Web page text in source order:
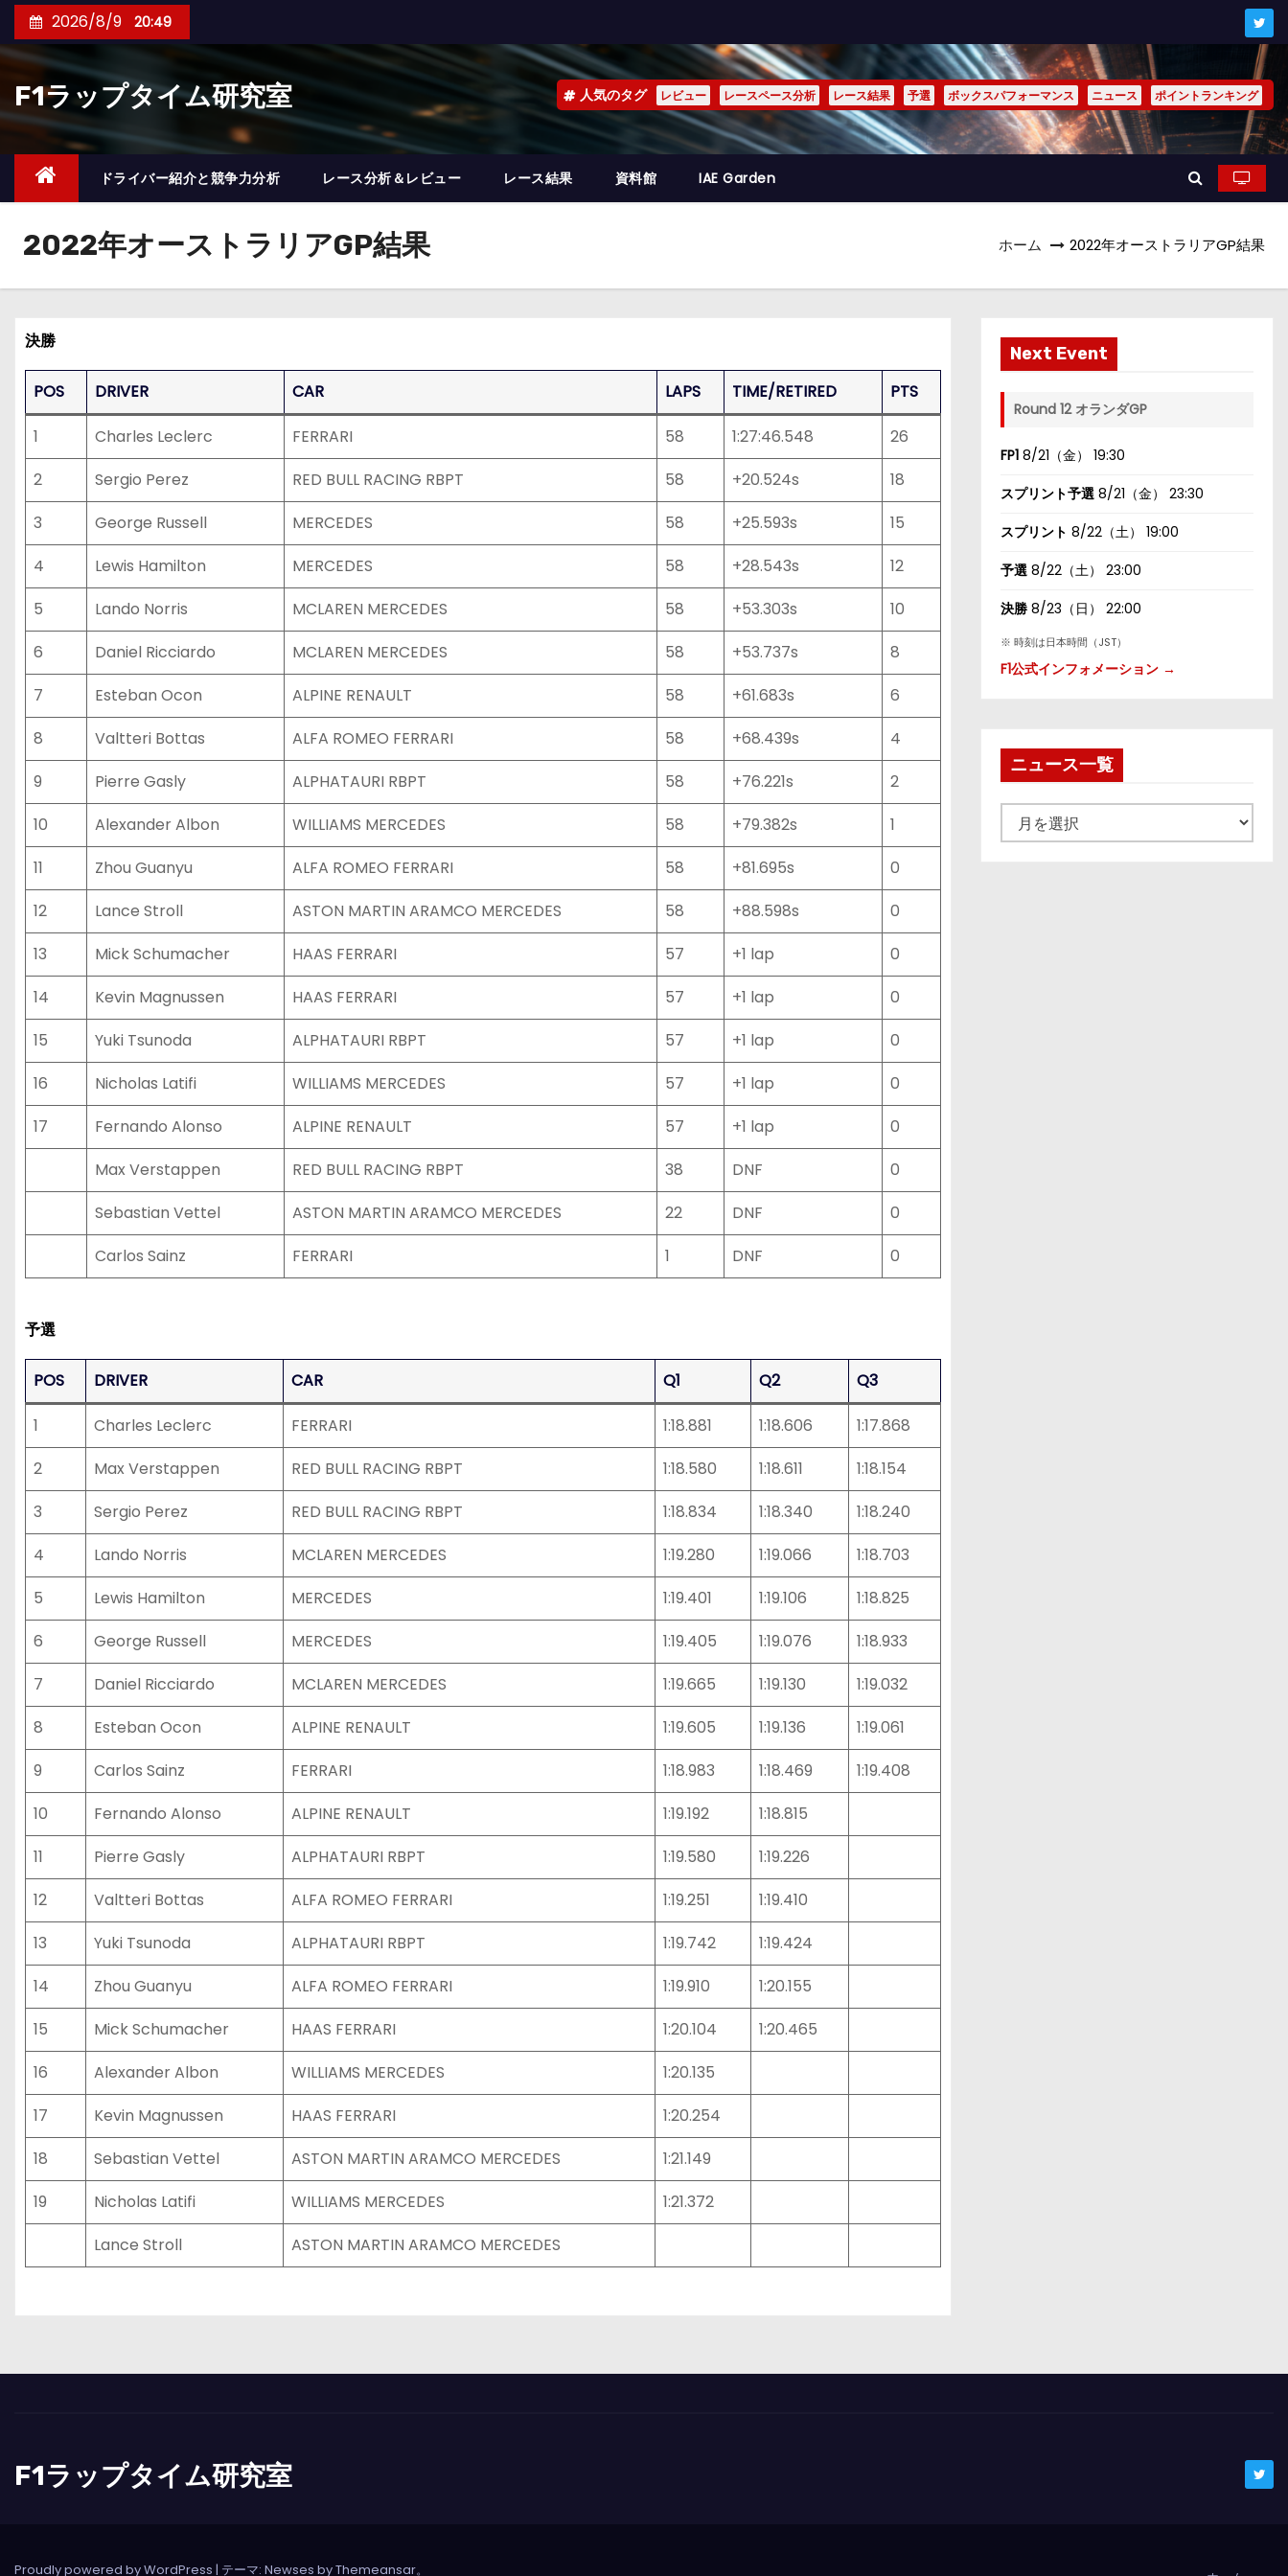
ン
ツ
キ
2026/8/9 20:49
F1ラップタイム研究室 人気のタグ レビュー レースペース分析 レース結果 予選 ボックスパフォーマンス ニュース ポイントランキング
ドライバー紹介と競争力分析 レース分析＆レビュー レース結果 資料館 IAE Garden
2022年オーストラリアGP結果 ホーム 2022年オーストラリアGP結果
決勝
POS DRIVER CAR LAPS TIME/RETIRED PTS
1 Charles Leclerc FERRARI 58 1:27:46.548
26
2
Sergio Perez RED BULL RACING RBPT 58 +20.524s
18
3
George Russell MERCEDES 58 +25.593s
15
4
Lewis Hamilton MERCEDES 58 +28.543s
12
5
Lando Norris MCLAREN MERCEDES 58 +53.303s
10
6
Daniel Ricciardo MCLAREN MERCEDES 58 +53.737s
8
7
Esteban Ocon ALPINE RENAULT 58 +61.683s
6
8
Valtteri Bottas ALFA ROMEO FERRARI 58 +68.439s
4
9
Pierre Gasly ALPHATAURI RBPT 58 +76.221s
2
10
Alexander Albon WILLIAMS MERCEDES 58 +79.382s
1
11
Zhou Guanyu ALFA ROMEO FERRARI 58 +81.695s
0
12
Lance Stroll ASTON MARTIN ARAMCO MERCEDES 58 +88.598s
0
13
Mick Schumacher HAAS FERRARI 57 +1 lap
0
14
Kevin Magnussen HAAS FERRARI 57 +1 lap
0
15
Yuki Tsunoda ALPHATAURI RBPT 57 +1 lap
0
16
Nicholas Latifi WILLIAMS MERCEDES 57 +1 lap
0
17
Fernando Alonso ALPINE RENAULT 57 +1 lap
0
Max Verstappen
RED BULL RACING RBPT 38 DNF
0
Sebastian Vettel
ASTON MARTIN ARAMCO MERCEDES 22 DNF
0
Carlos Sainz
FERRARI 1 DNF 0
予選
POS DRIVER CAR Q1 Q2 Q3
1 Charles Leclerc FERRARI 1:18.881 1:18.606
1:17.868
2
Max Verstappen RED BULL RACING RBPT 1:18.580 1:18.611
1:18.154
3
Sergio Perez RED BULL RACING RBPT 1:18.834 1:18.340
1:18.240
4
Lando Norris MCLAREN MERCEDES 1:19.280 1:19.066
1:18.703
5
Lewis Hamilton MERCEDES 1:19.401 1:19.106
1:18.825
6
George Russell MERCEDES 1:19.405 1:19.076
1:18.933
7
Daniel Ricciardo MCLAREN MERCEDES 1:19.665 1:19.130
1:19.032
8
Esteban Ocon ALPINE RENAULT 1:19.605 1:19.136
1:19.061
9
Carlos Sainz FERRARI 1:18.983 1:18.469
1:19.408
10
Fernando Alonso ALPINE RENAULT 1:19.192
1:18.815
11
Pierre Gasly ALPHATAURI RBPT 1:19.580
1:19.226
12
Valtteri Bottas ALFA ROMEO FERRARI 1:19.251
1:19.410
13
Yuki Tsunoda ALPHATAURI RBPT 1:19.742
1:19.424
14
Zhou Guanyu ALFA ROMEO FERRARI 1:19.910
1:20.155
15
Mick Schumacher HAAS FERRARI 1:20.104
1:20.465
16
Alexander Albon WILLIAMS MERCEDES
1:20.135
17
Kevin Magnussen HAAS FERRARI
1:20.254
18
Sebastian Vettel ASTON MARTIN ARAMCO MERCEDES
1:21.149
19
Nicholas Latifi WILLIAMS MERCEDES
1:21.372
Lance Stroll
ASTON MARTIN ARAMCO MERCEDES
Next Event
Round 12 オランダGP
FP1 8/21（金） 19:30
スプリント予選 8/21（金） 23:30
スプリント 8/22（土） 19:00
予選 8/22（土） 23:00
決勝 8/23（日） 22:00
※ 時刻は日本時間（JST）
F1公式インフォメーション →
ニュース一覧
ュ
F1ラップタイム研究室
Proudly powered by WordPress | テーマ: Newses byThemeansar。